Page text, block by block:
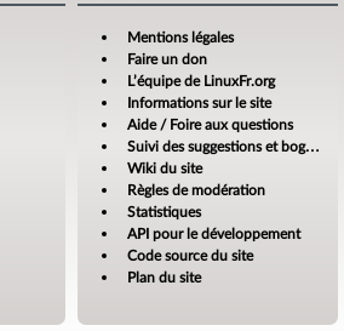
Mentions légales
Faire un don
L’équipe de LinuxFr.org
Informations sur le site
Aide / Foire aux questions
Suivi des suggestions et bogues
Wiki du site
Règles de modération
Statistiques
API pour le développement
Code source du site
Plan du site